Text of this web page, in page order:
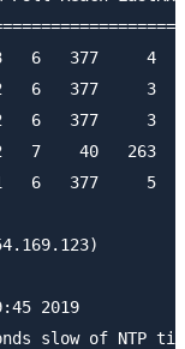
6   377     4    -
6   377     3   -
6   377     3
40   263  -
377     5
2019
slow of NTP